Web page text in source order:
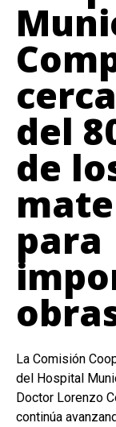
cerca
del
de
para
La Comisión
del Hospital
Doctor Lorenzo
continúa